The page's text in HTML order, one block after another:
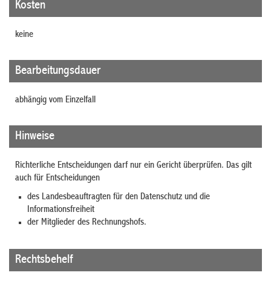
Kosten
keine
Bearbeitungsdauer
abhängig vom Einzelfall
Hinweise
Richterliche Entscheidungen darf nur ein Gericht überprüfen. Das gilt
auch für Entscheidungen
des Landesbeauftragten für den Datenschutz und die
Informationsfreiheit
der Mitglieder des Rechnungshofs.
Rechtsbehelf